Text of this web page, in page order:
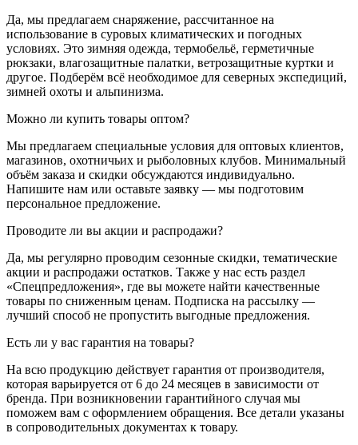
Да, мы предлагаем снаряжение, рассчитанное на
использование в суровых климатических и погодных
условиях. Это зимняя одежда, термобельё, герметичные
рюкзаки, влагозащитные палатки, ветрозащитные куртки и
другое. Подберём всё необходимое для северных экспедиций,
зимней охоты и альпинизма.
Можно ли купить товары оптом?
Мы предлагаем специальные условия для оптовых клиентов,
магазинов, охотничьих и рыболовных клубов. Минимальный
объём заказа и скидки обсуждаются индивидуально.
Напишите нам или оставьте заявку — мы подготовим
персональное предложение.
Проводите ли вы акции и распродажи?
Да, мы регулярно проводим сезонные скидки, тематические
акции и распродажи остатков. Также у нас есть раздел
«Спецпредложения», где вы можете найти качественные
товары по сниженным ценам. Подписка на рассылку —
лучший способ не пропустить выгодные предложения.
Есть ли у вас гарантия на товары?
На всю продукцию действует гарантия от производителя,
которая варьируется от 6 до 24 месяцев в зависимости от
бренда. При возникновении гарантийного случая мы
поможем вам с оформлением обращения. Все детали указаны
в сопроводительных документах к товару.